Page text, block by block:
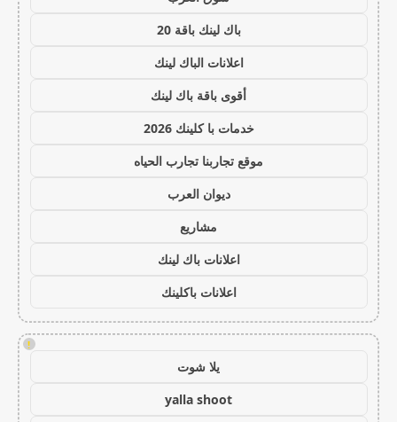
باك لينك باقة 20
اعلانات الباك لينك
أقوى باقة باك لينك
خدمات با كلينك 2026
موقع تجاربنا تجارب الحياه
ديوان العرب
مشاريع
اعلانات باك لينك
اعلانات باكلينك
!
يلا شوت
yalla shoot